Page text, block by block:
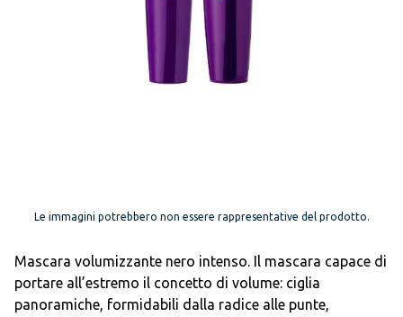
Le immagini potrebbero non essere rappresentative del prodotto.
Mascara volumizzante nero intenso. Il mascara capace di
portare all’estremo il concetto di volume: ciglia
panoramiche, formidabili dalla radice alle punte,